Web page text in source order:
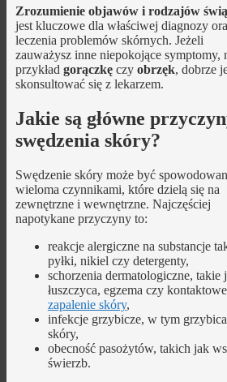
Zrozumienie objawów i rodzajów
jest kluczowe dla właściwej diagnozy
leczenia problemów skórnych. Jeżeli
zauważysz inne niepokojące symptomy,
przykład gorączkęczy obrzęk, dobrze
skonsultować się z lekarzem.
Jakie są główne
swędzenia skóry?
Swędzenie skóry może być
wieloma czynnikami, które dzielą się na
zewnętrzne i wewnętrzne. Najczęściej
napotykane przyczyny to:
reakcje alergiczne na substancje
pyłki, nikiel czy detergenty,
schorzenia dermatologiczne, takie
łuszczyca, egzema czy kontaktowe
zapalenie skóry,
infekcje grzybicze, w tym grzybica
skóry,
obecność pasożytów, takich jak
świerzb.